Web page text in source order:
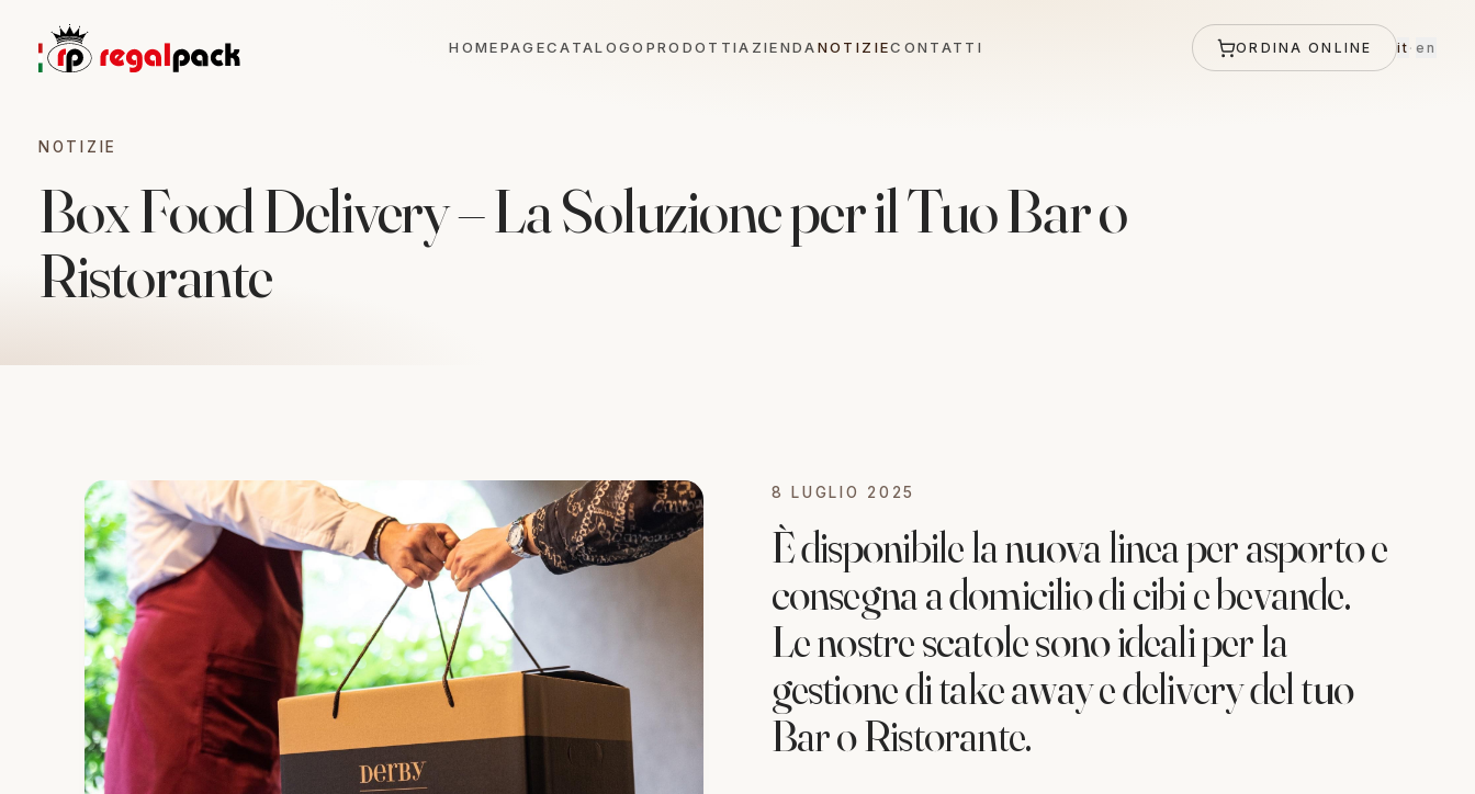
HOMEPAGECATALOGO PRODOTTIAZIENDANOTIZIECONTATTI ORDINA ONLINE it · en
NOTIZIE
Box Food Delivery – La Soluzione per il Tuo Bar o
Ristorante
8 LUGLIO 2025
È disponibile la nuova linea per asporto e
consegna a domicilio di cibi e bevande.
Le nostre scatole sono ideali per la
gestione di take away e delivery del tuo
Bar o Ristorante.